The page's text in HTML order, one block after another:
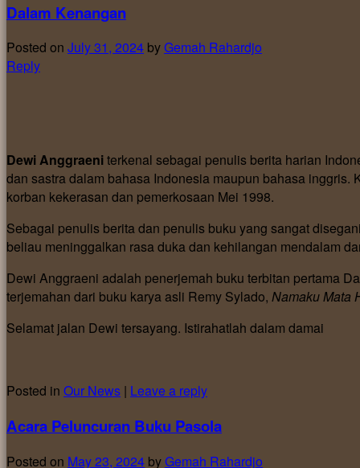
Dalam Kenangan
Posted on July 31, 2024 byGemah Rahardjo
Reply
Dewi Anggraeniterkenal sebagai penulis berita harian
dan sastra dalam bahasa Indonesia maupun bahasa
korban kekerasan dan pemerkosaan Mei 1998.
Sebagai penulis berita dan penulis buku yang sangat
beliau meninggalkan rasa duka dan kehilangan mendalam
Dewi Anggraeni adalah penerjemah buku terbitan pertama
terjemahan dari buku karya asli Remy Sylado, Namaku Mata
Selamat jalan Dewi tersayang. Istirahatlah dalam damai
Posted in Our News | Leave a reply
Acara Peluncuran Buku Pasola
Posted on May 23, 2024 byGemah Rahardjo